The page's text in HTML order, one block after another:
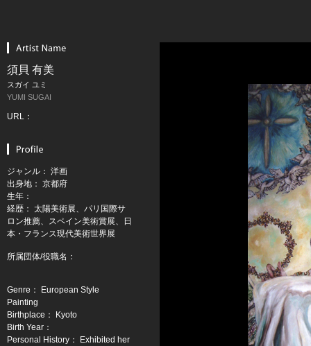
須貝 有美
スガイ ユミ
YUMI SUGAI
URL：
ジャンル： 洋画
出身地： 京都府
生年：
経歴： 太陽美術展、パリ国際サ
ロン推薦、スペイン美術賞展、日
本・フランス現代美術世界展
所属団体/役職名：
Genre： European Style
Painting
Birthplace： Kyoto
Birth Year：
Personal History： Exhibited her